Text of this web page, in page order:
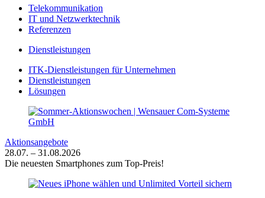
Telekommunikation
IT und Netzwerktechnik
Referenzen
Dienstleistungen
ITK-Dienstleistungen für Unternehmen
Dienstleistungen
Lösungen
Aktionsangebote
28.07. – 31.08.2026
Die neuesten Smartphones zum Top-Preis!